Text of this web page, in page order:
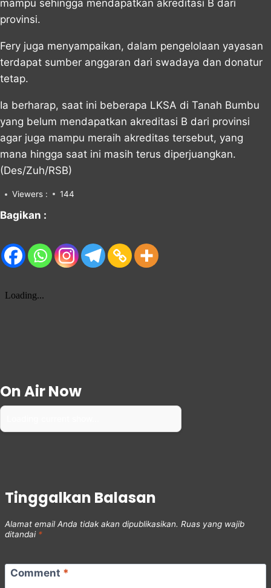
mampu sehingga mendapatkan akreditasi B dari
provinsi.
Fery juga menyampaikan, dalam pengelolaan yayasan
terdapat sumber anggaran dari swadaya dan donatur
tetap.
Ia berharap, saat ini beberapa LKSA di Tanah Bumbu
yang belum mendapatkan akreditasi B dari provinsi
agar juga mampu meraih akreditas tersebut, yang
mana hingga saat ini masih terus diperjuangkan.
(Des/Zuh/RSB)
Viewers : 144
Bagikan :
On Air Now
Tinggalkan Balasan
Alamat email Anda tidak akan dipublikasikan. Ruas yang wajib
ditandai *
Comment *